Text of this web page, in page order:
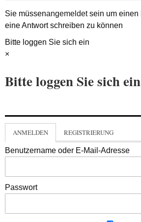
Sie müssenangemeldetsein um einen
eine Antwort schreiben zu können
Bitte loggen Sie sich ein
×
Bitte loggen Sie sich ein
ANMELDEN REGISTRIERUNG
Benutzername oder E-Mail-Adresse
Passwort